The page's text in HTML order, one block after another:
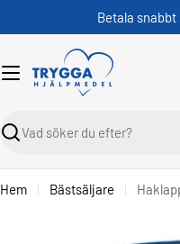
Betala
Sök
Hem Bästsäljare